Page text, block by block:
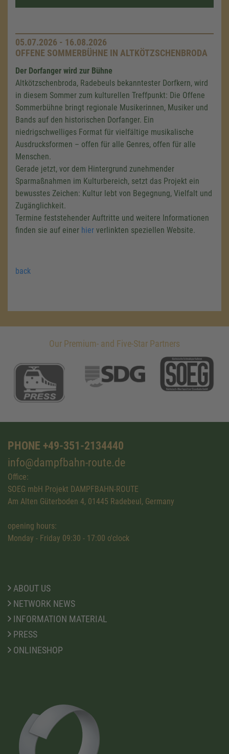
05.07.2026 - 16.08.2026
OFFENE SOMMERBÜHNE IN ALTKÖTZSCHENBRODA
Der Dorfanger wird zur Bühne
Altkötzschenbroda, Radebeuls bekanntester Dorfkern, wird
in diesem Sommer zum kulturellen Treffpunkt: Die Offene
Sommerbühne bringt regionale Musikerinnen, Musiker und
Bands auf den historischen Dorfanger. Ein
niedrigschwelliges Format für vielfältige musikalische
Ausdrucksformen – offen für alle Genres, offen für alle
Menschen.
Gerade jetzt, vor dem Hintergrund zunehmender
Sparmaßnahmen im Kulturbereich, setzt das Projekt ein
bewusstes Zeichen: Kultur lebt von Begegnung, Vielfalt und
Zugänglichkeit.
Termine feststehender Auftritte und weitere Informationen
finden sie auf einer hier verlinkten speziellen Website.
back
Our Premium- and Five-Star Partners
PHONE +49-351-2134440
info@dampfbahn-route.de
Office:
SOEG mbH Projekt DAMPFBAHN-ROUTE
Am Alten Güterboden 4, 01445 Radebeul, Germany
opening hours:
Monday - Friday 09:30 - 17:00 o'clock
ABOUT US
NETWORK NEWS
INFORMATION MATERIAL
PRESS
ONLINESHOP